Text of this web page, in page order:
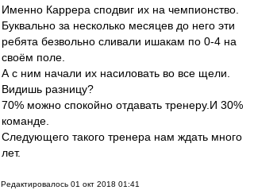
Именно Каррера сподвиг их на чемпионство.
Буквально за несколько месяцев до него эти
ребята безвольно сливали ишакам по 0-4 на
своём поле.
А с ним начали их насиловать во все щели.
Видишь разницу?
70% можно спокойно отдавать тренеру.И 30%
команде.
Следующего такого тренера нам ждать много
лет.
Редактировалось 01 окт 2018 01:41